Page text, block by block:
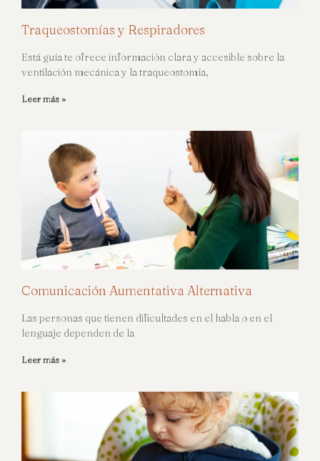
Traqueostomías y Respiradores
Está guía te ofrece información clara y accesible sobre la
ventilación mecánica y la traqueostomía,
Leer más »
Comunicación Aumentativa Alternativa
Las personas que tienen dificultades en el habla o en el
lenguaje dependen de la
Leer más »